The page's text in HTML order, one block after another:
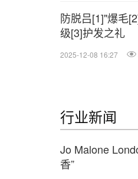
防脱吕[1]"爆毛
级[3]护发之礼
2025-12-08 16:27
行业新闻
Jo Malone
香”